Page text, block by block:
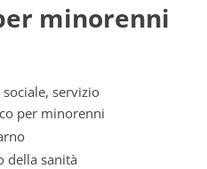
minorenni
servizio
per minorenni
della sanità